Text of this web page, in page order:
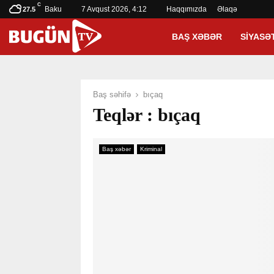
27.5
C
Baku 7 Avqust 2026, 4:12 Haqqımızda Əlaqə
BAŞ XƏBƏR
Baş səhifə bıçaq
Teqlər : bıçaq
Baş xəbər Kriminal